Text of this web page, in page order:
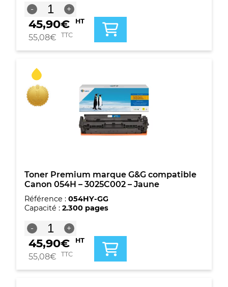
-
quantité
de
Toner
Premium
G&G
Canon
054H
-
3026C002
+
45,90€ HT
55,08€ TTC
Toner Premium marque G&G compatible
Canon 054H – 3025C002 – Jaune
Référence : 054HY-GG
Capacité : 2.300 pages
-
quantité
de
Toner
Premium
G&G
+
45,90€ HT
55,08€ TTC